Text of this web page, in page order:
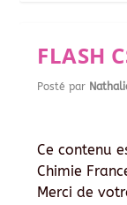
FLASH
Posté par
Ce contenu
Chimie
Merci de